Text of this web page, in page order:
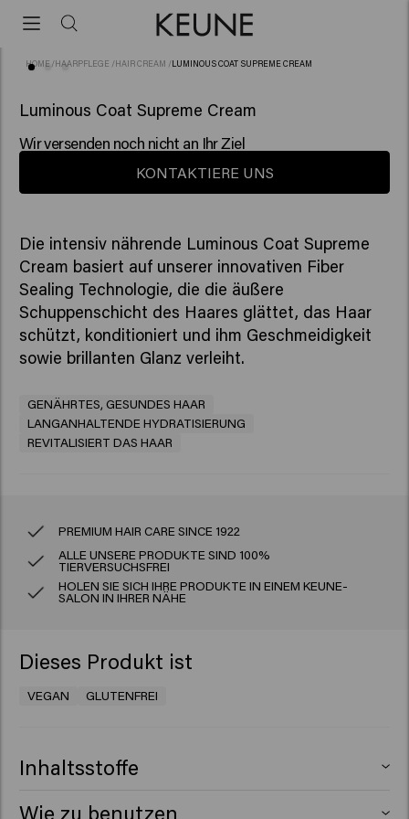
HOME /HAARPFLEGE /HAIR CREAM /LUMINOUS COAT SUPREME CREAM
Luminous Coat Supreme Cream
Wir versenden noch nicht an Ihr Ziel
KONTAKTIERE UNS
Die intensiv nährende Luminous Coat Supreme
Cream basiert auf unserer innovativen Fiber
Sealing Technologie, die die äußere
Schuppenschicht des Haares glättet, das Haar
schützt, konditioniert und ihm Geschmeidigkeit
sowie brillanten Glanz verleiht.
GENÄHRTES, GESUNDES HAAR
LANGANHALTENDE HYDRATISIERUNG
REVITALISIERT DAS HAAR
PREMIUM HAIR CARE SINCE 1922
ALLE UNSERE PRODUKTE SIND 100%
TIERVERSUCHSFREI
HOLEN SIE SICH IHRE PRODUKTE IN EINEM KEUNE-
SALON IN IHRER NÄHE
Dieses Produkt ist
VEGAN GLUTENFREI
Inhaltsstoffe
Wie zu benutzen